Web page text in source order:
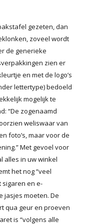
gezeten, dan
zoveel wordt
de generieke
zien er
en met de logo’s
lettertype) bedoeld
mogelijk te
“De zogenaamd
weliswaar van
foto’s, maar voor de
Met gevoel voor
alles in uw winkel
het nog “veel
sigaren en e-
jasjes moeten. De
qua geur en proeven
is “volgens alle